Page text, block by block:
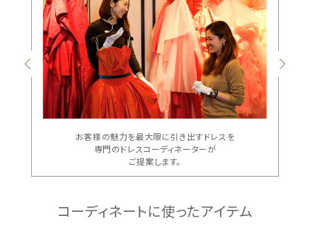
お客様の魅力を最大限に引き出すドレスを
専門のドレスコーディネーターが
ご提案します。
コーディネートに使ったアイテム